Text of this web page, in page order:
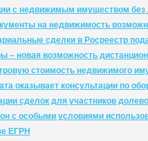
с недвижимым имуществом без
на недвижимость
сделки в Росреестр
– новая возможность
стоимость недвижимого
оказывает консультации по
сделок для участников
с особыми условиями
ЕГРН